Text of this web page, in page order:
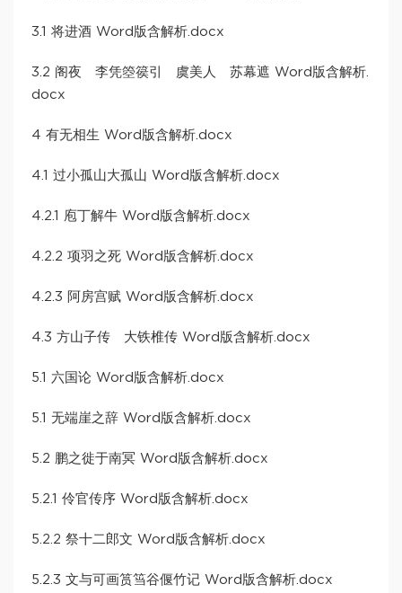
3.1 将进酒 Word版含解析.docx
3.2 阁夜 李凭箜篌引 虞美人 苏幕遮 Word版含解析.
docx
4 有无相生 Word版含解析.docx
4.1 过小孤山大孤山 Word版含解析.docx
4.2.1 庖丁解牛 Word版含解析.docx
4.2.2 项羽之死 Word版含解析.docx
4.2.3 阿房宫赋 Word版含解析.docx
4.3 方山子传 大铁椎传 Word版含解析.docx
5.1 六国论 Word版含解析.docx
5.1 无端崖之辞 Word版含解析.docx
5.2 鹏之徙于南冥 Word版含解析.docx
5.2.1 伶官传序 Word版含解析.docx
5.2.2 祭十二郎文 Word版含解析.docx
5.2.3 文与可画筼筜谷偃竹记 Word版含解析.docx